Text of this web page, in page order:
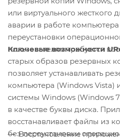
или виртуального жесткого
аварии в работе
переустановки
пользователям требуется
старых образов резервных
позволяет устанавливать
компьютера (Windows Vista)
системы Windows (Windows
в качестве буквы диска.
восстанавливает файлы из
без переустановки
Ключевые возможности
Восстановление